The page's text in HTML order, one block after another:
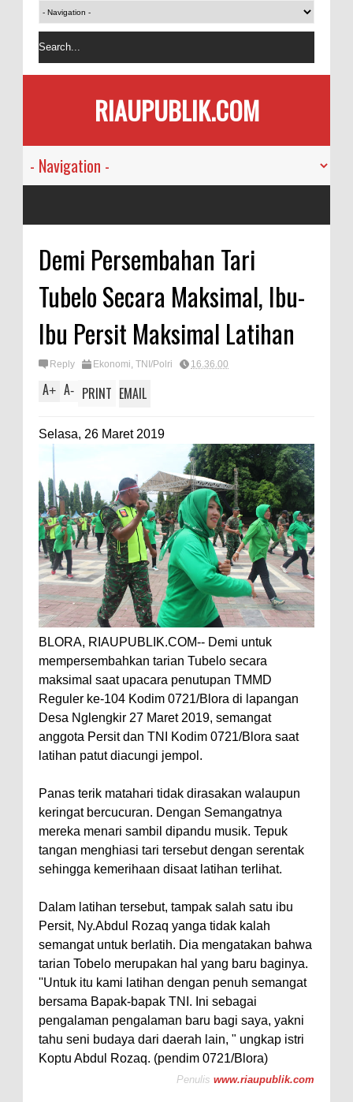
RIAUPUBLIK.COM
Demi Persembahan Tari
Tubelo Secara Maksimal, Ibu-
Ibu Persit Maksimal Latihan
Reply Ekonomi, TNI/Polri 16.36.00
A+ A- PRINT EMAIL
Selasa, 26 Maret 2019
BLORA, RIAUPUBLIK.COM-- Demi untuk
mempersembahkan tarian Tubelo secara
maksimal saat upacara penutupan TMMD
Reguler ke-104 Kodim 0721/Blora di lapangan
Desa Nglengkir 27 Maret 2019, semangat
anggota Persit dan TNI Kodim 0721/Blora saat
latihan patut diacungi jempol.
Panas terik matahari tidak dirasakan walaupun
keringat bercucuran. Dengan Semangatnya
mereka menari sambil dipandu musik. Tepuk
tangan menghiasi tari tersebut dengan serentak
sehingga kemerihaan disaat latihan terlihat.
Dalam latihan tersebut, tampak salah satu ibu
Persit, Ny.Abdul Rozaq yanga tidak kalah
semangat untuk berlatih. Dia mengatakan bahwa
tarian Tobelo merupakan hal yang baru baginya.
''Untuk itu kami latihan dengan penuh semangat
bersama Bapak-bapak TNI. Ini sebagai
pengalaman pengalaman baru bagi saya, yakni
tahu seni budaya dari daerah lain, " ungkap istri
Koptu Abdul Rozaq. (pendim 0721/Blora)
Penulis www.riaupublik.com